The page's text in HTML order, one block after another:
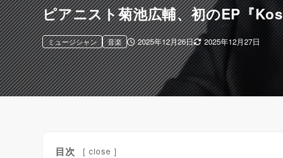
ピアニスト菊池広輔、初のEP『
2025年12月26日 2025年12月27日
ミュージシャン 音楽
目次 [ close ]